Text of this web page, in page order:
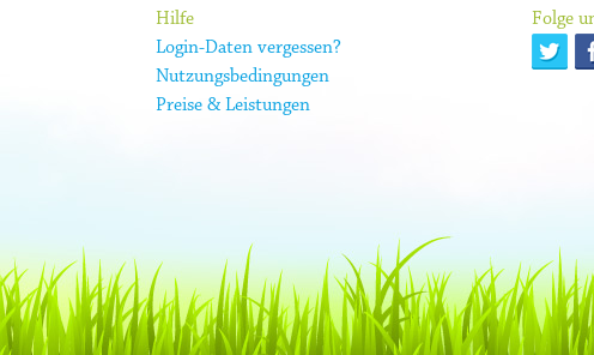
Hilfe
Login-Daten vergessen?
Nutzungsbedingungen
Preise & Leistungen
Folge